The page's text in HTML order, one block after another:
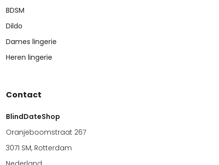
BDSM
Dildo
Dames lingerie
Heren lingerie
Contact
BlindDateShop
Oranjeboomstraat 267
3071 SM, Rotterdam